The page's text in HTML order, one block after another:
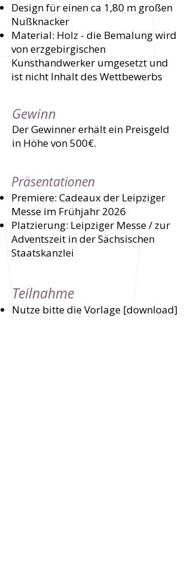
Design für einen ca 1,80 m großen
Nußknacker
Material: Holz - die Bemalung wird
von erzgebirgischen
Kunsthandwerker umgesetzt und
ist nicht Inhalt des Wettbewerbs
Gewinn
Der Gewinner erhält ein Preisgeld
in Höhe von 500€.
Präsentationen
Premiere: Cadeaux der Leipziger
Messe im Frühjahr 2026
Platzierung: Leipziger Messe / zur
Adventszeit in der Sächsischen
Staatskanzlei
Teilnahme
Nutze bitte die Vorlage [download]